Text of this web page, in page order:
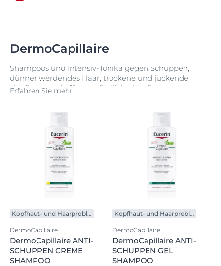
DermoCapillaire
Shampoos und Intensiv-Tonika gegen Schuppen,
dünner werdendes Haar, trockene und juckende
Kopfhaut sowie für empfindliche Kopfhaut
Erfahren Sie mehr
Kopfhaut- und Haarprobleme
DermoCapillaire
DermoCapillaire ANTI-
SCHUPPEN CREME
SHAMPOO
Kopfhaut- und Haarprobleme
DermoCapillaire
DermoCapillaire ANTI-
SCHUPPEN GEL
SHAMPOO